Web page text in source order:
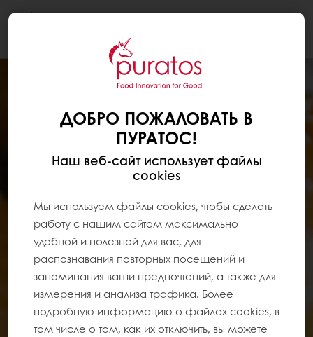
ДОБРО ПОЖАЛОВАТЬ В
ПУРАТОС!
Наш веб-сайт использует файлы
cookies
Мы используем файлы cookies, чтобы сделать
работу с нашим сайтом максимально
удобной и полезной для вас, для
распознавания повторных посещений и
запоминания ваши предпочтений, а также для
измерения и анализа трафика. Более
подробную информацию о файлах cookies, в
том числе о том, как их отключить, вы можете